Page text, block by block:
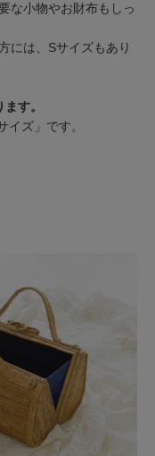
な小物やお財布もしっ
には、Sサイズもあり
す。
ズ」です。